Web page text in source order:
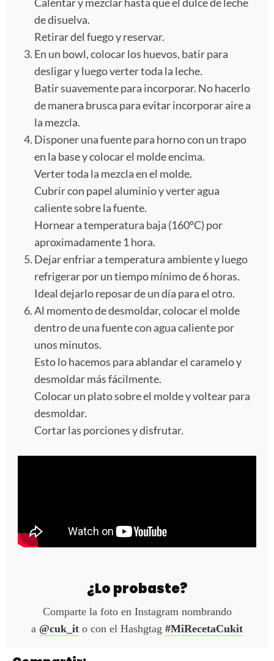
de disuelva.
Retirar del fuego y reservar.
En un bowl, colocar los huevos, batir para
desligar y luego verter toda la leche.
Batir suavemente para incorporar. No hacerlo
de manera brusca para evitar incorporar aire a
la mezcla.
Disponer una fuente para horno con un trapo
en la base y colocar el molde encima.
Verter toda la mezcla en el molde.
Cubrir con papel aluminio y verter agua
caliente sobre la fuente.
Hornear a temperatura baja (160ºC) por
aproximadamente 1 hora.
Dejar enfriar a temperatura ambiente y luego
refrigerar por un tiempo mínimo de 6 horas.
Ideal dejarlo reposar de un día para el otro.
Al momento de desmoldar, colocar el molde
dentro de una fuente con agua caliente por
unos minutos.
Esto lo hacemos para ablandar el caramelo y
desmoldar más fácilmente.
Colocar un plato sobre el molde y voltear para
desmoldar.
Cortar las porciones y disfrutar.
¿Lo probaste?
Comparte la foto en Instagram nombrando
a @cuk_it o con el Hashgtag #MiRecetaCukit